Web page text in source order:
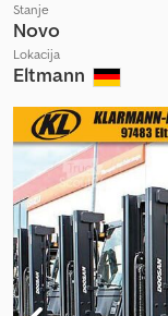
Stanje
Novo
Lokacija
Eltmann